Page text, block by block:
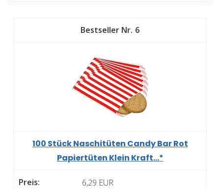
6
100 Stück Naschitüten Candy Bar Rot
Papiertüten Klein Kraft...*
6,29 EUR